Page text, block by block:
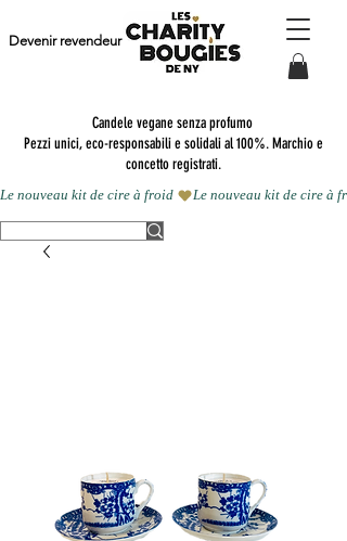
Candele vegane senza profumo
Pezzi unici, eco-responsabili e solidali al 100%. Marchio e
concetto registrati.
Devenir revendeur
Le nouveau kit de cire à froid